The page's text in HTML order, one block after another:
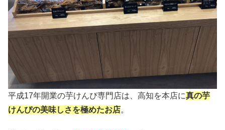
平成17年開業の芋けんぴ専門店は、高知を本店に真の芋
けんぴの美味しさを極めたお店。